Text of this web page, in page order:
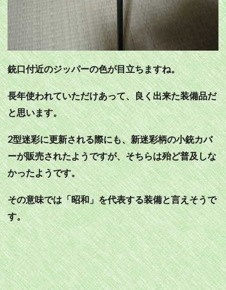
銃口付近のジッパーの色が目立ちますね。
長年使われていただけあって、良く出来た装備品だ
と思います。
2型迷彩に更新される際にも、新迷彩柄の小銃カバ
ーが販売されたようですが、そちらは殆ど普及しな
かったようです。
その意味では「昭和」を代表する装備と言えそうで
す。